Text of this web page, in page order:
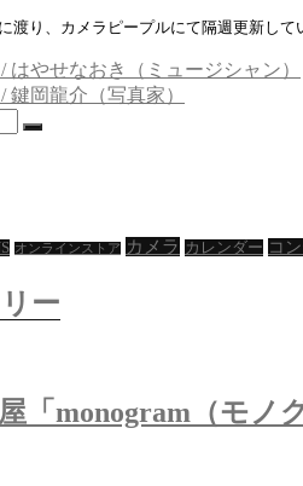
り、カメラピープルにて隔週更新して
はやせなおき（ミュージシャン）
岡龍介（写真家）
オンラインストア カメラ カレンダー コ
ー
屋「monogram（モ